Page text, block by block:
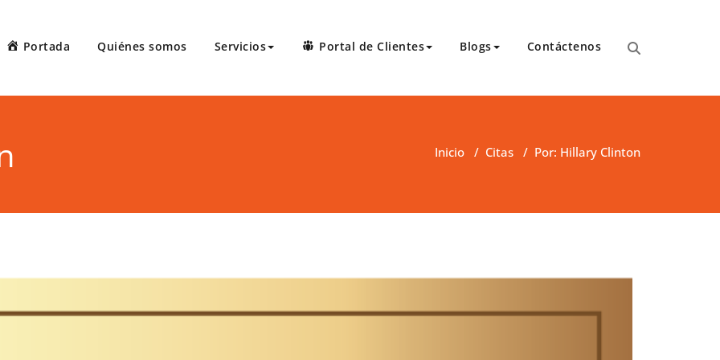
Portada Quiénes somos Servicios Portal de Clientes Blogs Contáctenos
Inicio / Citas / Por: Hillary Clinton